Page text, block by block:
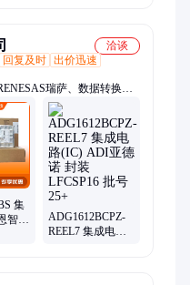
洽谈
回复及时 出价迅速
瑞萨、数据转换芯
芯、接口芯片、TI德州仪
、电源芯片、国产芯片
集
智浦
ADG1612BCPZ-
REEL7 集成电路